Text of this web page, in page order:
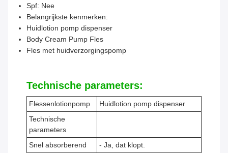
Spf: Nee
Belangrijkste kenmerken:
Huidlotion pomp dispenser
Body Cream Pump Fles
Fles met huidverzorgingspomp
Technische parameters:
Flessenlotionpomp
Huidlotion pomp dispenser
Technische
parameters
Snel absorberend
- Ja, dat klopt.